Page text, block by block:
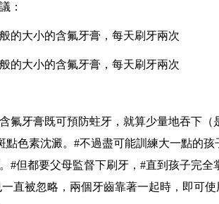
：
的大小的含氟牙膏，每天刷牙兩次
的大小的含氟牙膏，每天刷牙兩次
氟牙膏既可預防蛀牙，就算少量地吞下（
點色素沈澱。#不過盡可能訓練大一點的
#但都要父母監督下刷牙，#直到孩子完全
直被忽略，兩個牙齒靠著一起時，即可